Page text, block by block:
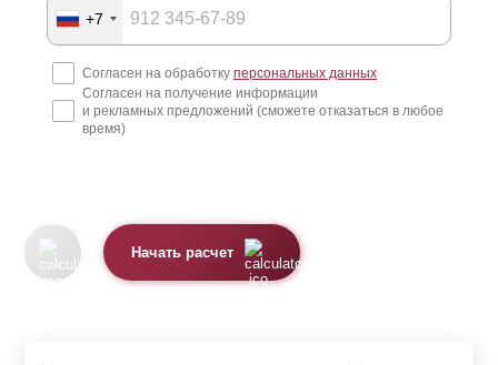
+7
Согласен на обработку персональных данных
Согласен на получение информации
и рекламных предложений (сможете отказаться в любое
время)
Начать расчет